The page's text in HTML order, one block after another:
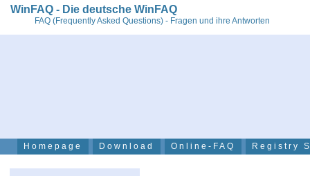
WinFAQ - Die deutsche WinFAQ
FAQ (Frequently Asked Questions) - Fragen und ihre Antworten
Homepage Download Online-FAQ Registry